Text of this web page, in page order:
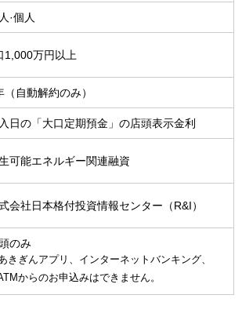
·個人
1,000万円以上
（自動解約のみ）
日の「大口定期預金」の店頭表示金利
可能エネルギー関連融資
会社日本格付投資情報センター（R&I）
のみ
きぎんアプリ、インターネットバンキング、
からのお申込みはできません。